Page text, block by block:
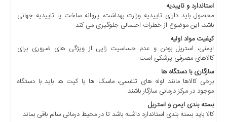
جدید
اخبار
حوادث
اخبار
سیاسی
اخبار
فرهنگی
اخبار
سایت
استاندارد و تاییدیه
محصول باید دارای تاییدیه وزارت بهداشت، پروانه ساخت یا تاییدیه جهانی
باشد، این موضوع از خطرات احتمالی جلوگیری می کند.
کیفیت مواد اولیه
ایمنی، استریل بودن و عدم حساسیت زایی از ویژگی های ضروری برای
کالاهای مصرفی پزشکی است.
سازگاری با دستگاه ها
برخی کالاها مانند لوله های تنفسی، ماسک ها یا کیت ها باید با دستگاه
موجود در مرکز درمانی سازگار باشند.
بسته بندی ایمن و استریل
کالا باید بسته بندی استاندارد داشته باشد تا در محیط درمانی سالم باقی بماند.